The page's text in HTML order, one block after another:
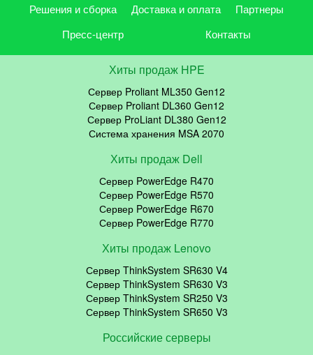
Решения и сборка
Доставка и оплата
Партнеры
Пресс-центр
Контакты
Хиты продаж HPE
Сервер Proliant ML350 Gen12
Сервер Proliant DL360 Gen12
Сервер ProLiant DL380 Gen12
Система хранения MSA 2070
Хиты продаж Dell
Сервер PowerEdge R470
Сервер PowerEdge R570
Сервер PowerEdge R670
Сервер PowerEdge R770
Хиты продаж Lenovo
Сервер ThinkSystem SR630 V4
Сервер ThinkSystem SR630 V3
Сервер ThinkSystem SR250 V3
Сервер ThinkSystem SR650 V3
Российские серверы